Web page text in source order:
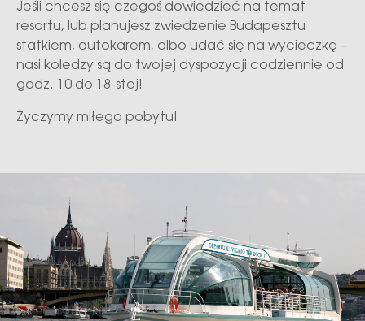
Jeśli chcesz się czegoś dowiedzieć na temat
resortu, lub planujesz zwiedzenie Budapesztu
statkiem, autokarem, albo udać się na wycieczkę –
nasi koledzy są do twojej dyspozycji codziennie od
godz. 10 do 18-stej!
Życzymy miłego pobytu!